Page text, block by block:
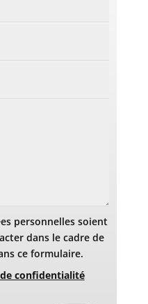
personnelles soient
dans le cadre de
ce formulaire.
confidentialité